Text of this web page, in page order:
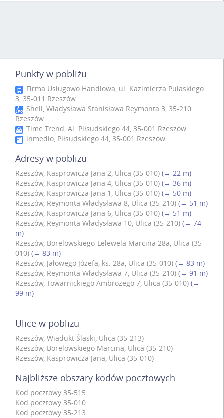
Punkty w pobliżu
Firma Usługowo Handlowa, ul. Kazimierza Pułaskiego
3, 35-011 Rzeszów
Shell, Władysława Stanisława Reymonta 3, 35-210
Rzeszów
Time Trend, Al. Piłsudskiego 44, 35-001 Rzeszów
inmedio, Piłsudskiego 44, 35-001 Rzeszów
Adresy w pobliżu
Rzeszów, Kasprowicza Jana 2, Ulica (35-010) (→ 22 m)
Rzeszów, Kasprowicza Jana 4, Ulica (35-010) (→ 36 m)
Rzeszów, Kasprowicza Jana 1, Ulica (35-010) (→ 50 m)
Rzeszów, Reymonta Władysława 8, Ulica (35-210) (→ 51 m)
Rzeszów, Kasprowicza Jana 6, Ulica (35-010) (→ 51 m)
Rzeszów, Reymonta Władysława 10, Ulica (35-210) (→ 74
m)
Rzeszów, Borelowskiego-Lelewela Marcina 28a, Ulica (35-
010) (→ 83 m)
Rzeszów, Jałowego Józefa, ks. 28a, Ulica (35-010) (→ 83 m)
Rzeszów, Reymonta Władysława 7, Ulica (35-210) (→ 91 m)
Rzeszów, Towarnickiego Ambrożego 7, Ulica (35-010) (→
99 m)
Ulice w pobliżu
Rzeszów, Wiadukt Śląski, Ulica (35-213)
Rzeszów, Borelowskiego Marcina, Ulica (35-210)
Rzeszów, Kasprowicza Jana, Ulica (35-010)
Najbliższe obszary kodów pocztowych
Kod pocztowy 35-515
Kod pocztowy 35-010
Kod pocztowy 35-213